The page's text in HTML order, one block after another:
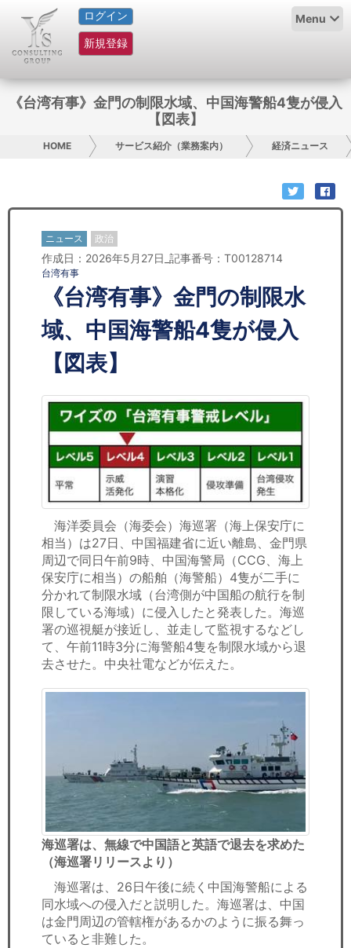
ログイン
新規登録
Menu
HOME
サービス紹介
コラム
お問い合わせ
日本人にPR
コンサルティング
リサーチ
セミナー
経済ニュース
労務顧問
ＩＴ
飲食店情報
《台湾有事》金門の制限水域、中国海警船4隻が侵入
【図表】
HOME サービス紹介（業務案内） 経済ニュース
ニュース 政治
作成日：2026年5月27日_記事番号：T00128714
台湾有事
《台湾有事》金門の制限水
域、中国海警船4隻が侵入
【図表】
海洋委員会（海委会）海巡署（海上保安庁に
相当）は27日、中国福建省に近い離島、金門県
周辺で同日午前9時、中国海警局（CCG、海上
保安庁に相当）の船舶（海警船）4隻が二手に
分かれて制限水域（台湾側が中国船の航行を制
限している海域）に侵入したと発表した。海巡
署の巡視艇が接近し、並走して監視するなどし
て、午前11時3分に海警船4隻を制限水域から退
去させた。中央社電などが伝えた。
海巡署は、無線で中国語と英語で退去を求めた
（海巡署リリースより）
海巡署は、26日午後に続く中国海警船による
同水域への侵入だと説明した。海巡署は、中国
は金門周辺の管轄権があるかのように振る舞っ
ていると非難した。